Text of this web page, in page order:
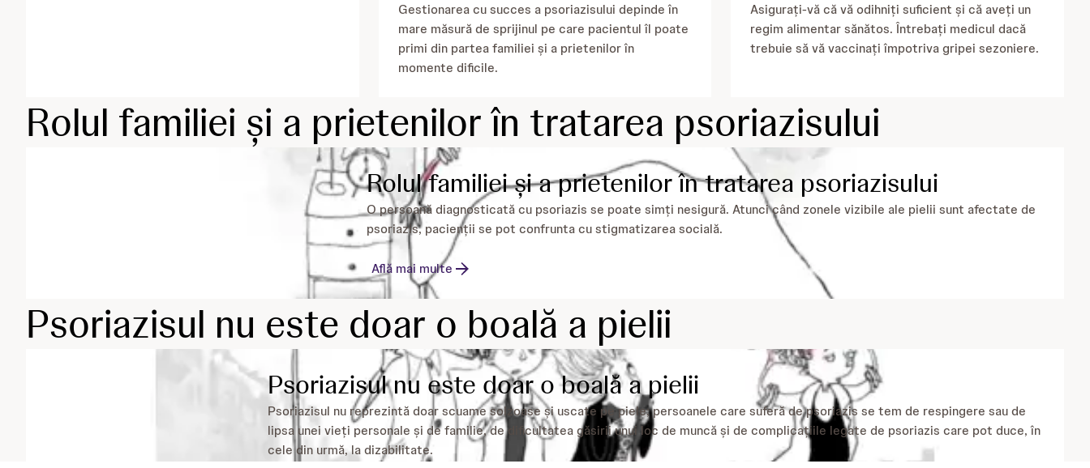
Gestionarea cu succes a psoriazisului depinde în
mare măsură de sprijinul pe care pacientul îl poate
primi din partea familiei și a prietenilor în
momente dificile.
Asigurați-vă că vă odihniți suficient și că aveți un
regim alimentar sănătos. Întrebați medicul dacă
trebuie să vă vaccinați împotriva gripei sezoniere.
Rolul familiei și a prietenilor în tratarea psoriazisului
Rolul familiei și a prietenilor în tratarea psoriazisului
O persoană diagnosticată cu psoriazis se poate simți nesigură. Atunci când zonele vizibile ale pielii sunt afectate de
psoriazis, pacienții se pot confrunta cu stigmatizarea socială.
Află mai multe
Psoriazisul nu este doar o boală a pielii
Psoriazisul nu este doar o boală a pielii
Psoriazisul nu reprezintă doar scuame solzoase și uscate pe piele; persoanele care suferă de psoriazis se tem de respingere sau de
lipsa unei vieți personale și de familie, de dificultatea găsirii unui loc de muncă și de complicațiile legate de psoriazis care pot duce, în
cele din urmă, la dizabilitate.